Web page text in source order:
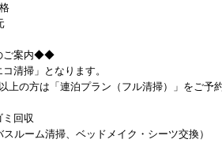
ご案内◆◆
清掃」となります。
上の方は「連泊プラン（フル清掃）」をご予約
ミ回収
ルーム清掃、ベッドメイク・シーツ交換）